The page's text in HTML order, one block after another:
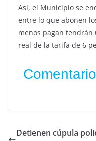
Así, el Municipio se
entre lo que abonen
menos pagan tendrán
real de la tarifa de 6
Detienen cúpula